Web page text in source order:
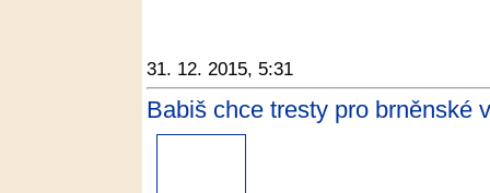
31. 12. 2015, 5:31
Babiš chce tresty pro brněnské